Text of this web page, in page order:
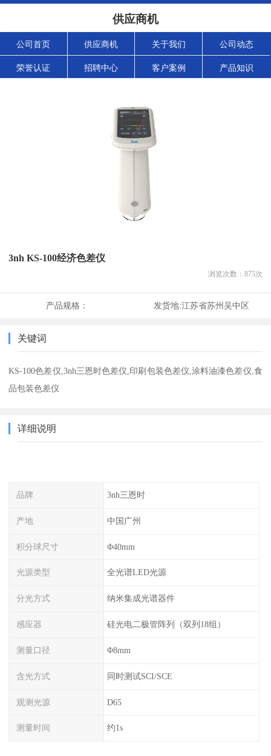
供应商机
公司首页 供应商机 关于我们 公司动态
荣誉认证 招聘中心 客户案例 产品知识
3nh KS-100经济色差仪
浏览次数： 875次
产品规格： 发货地:江苏省苏州吴中区
关键词
KS-100色差仪,3nh三恩时色差仪,印刷包装色差仪,涂料油漆色差仪,食
品包装色差仪
详细说明
品牌 3nh三恩时
产地 中国广州
积分球尺寸 Φ40mm
光源类型 全光谱LED光源
分光方式 纳米集成光谱器件
感应器 硅光电二极管阵列（双列18组）
测量口径 Φ8mm
含光方式 同时测试SCI/SCE
观测光源 D65
测量时间 约1s